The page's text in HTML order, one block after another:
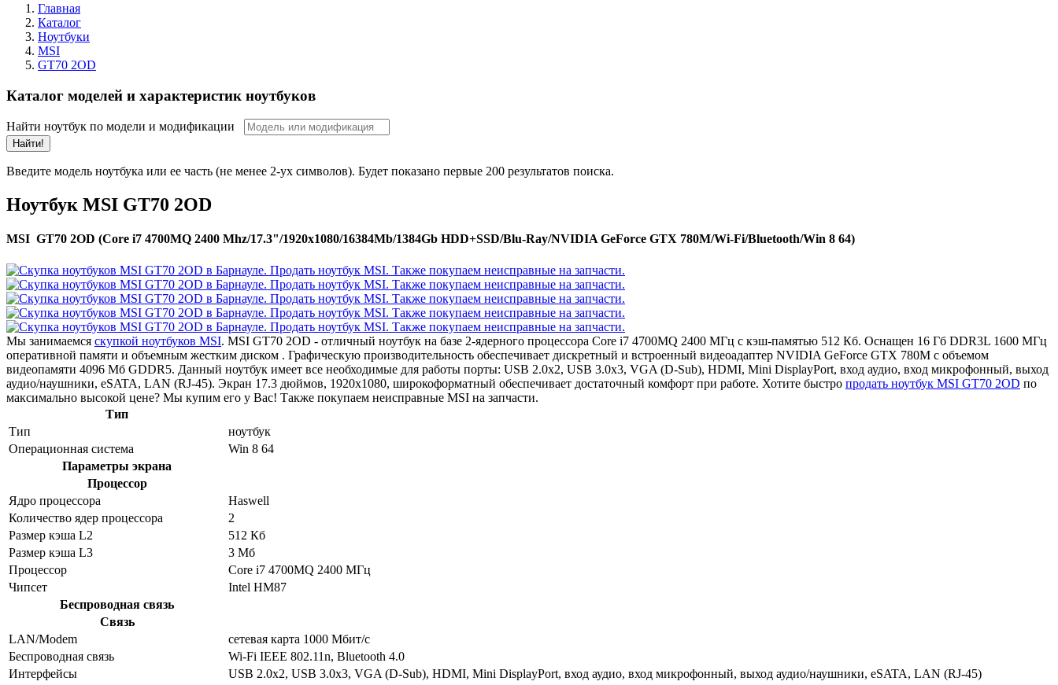
Главная
Каталог
Ноутбуки
MSI
GT70 2OD
Каталог моделей и характеристик ноутбуков
Найти ноутбук по модели и модификации
Найти!
Введите модель ноутбука или ее часть (не менее 2-ух символов). Будет показано первые 200 результатов поиска.
Ноутбук MSI GT70 2OD
MSI GT70 2OD (Core i7 4700MQ 2400 Mhz/17.3"/1920x1080/16384Mb/1384Gb HDD+SSD/Blu-Ray/NVIDIA GeForce GTX 780M/Wi-Fi/Bluetooth/Win 8 64)
Мы занимаемся скупкой ноутбуков MSI. MSI GT70 2OD - отличный ноутбук на базе 2-ядерного процессора Core i7 4700MQ 2400 МГц с кэш-памятью 512 Кб. Оснащен 16 Гб DDR3L 1600 МГц
оперативной памяти и объемным жестким диском . Графическую производительность обеспечивает дискретный и встроенный видеоадаптер NVIDIA GeForce GTX 780M с объемом
видеопамяти 4096 Мб GDDR5. Данный ноутбук имеет все необходимые для работы порты: USB 2.0x2, USB 3.0x3, VGA (D-Sub), HDMI, Mini DisplayPort, вход аудио, вход микрофонный, выход
аудио/наушники, eSATA, LAN (RJ-45). Экран 17.3 дюймов, 1920x1080, широкоформатный обеспечивает достаточный комфорт при работе. Хотите быстро продать ноутбук MSI GT70 2OD по
максимально высокой цене? Мы купим его у Вас! Также покупаем неисправные MSI на запчасти.
Тип
Тип
ноутбук
Операционная система
Win 8 64
Параметры экрана
Процессор
Ядро процессора
Haswell
Количество ядер процессора
2
Размер кэша L2
512 Кб
Размер кэша L3
3 Мб
Процессор
Core i7 4700MQ 2400 МГц
Чипсет
Intel HM87
Беспроводная связь
Связь
LAN/Modem
сетевая карта 1000 Мбит/c
Беспроводная связь
Wi-Fi IEEE 802.11n, Bluetooth 4.0
Интерфейсы
USB 2.0x2, USB 3.0x3, VGA (D-Sub), HDMI, Mini DisplayPort, вход аудио, вход микрофонный, выход аудио/наушники, eSATA, LAN (RJ-45)